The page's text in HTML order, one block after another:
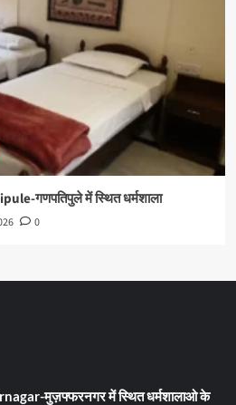
गणपतिपुले में स्थित धर्मशाला
0
मुज़फ्फरनगर में स्थित धर्मशालाओ के